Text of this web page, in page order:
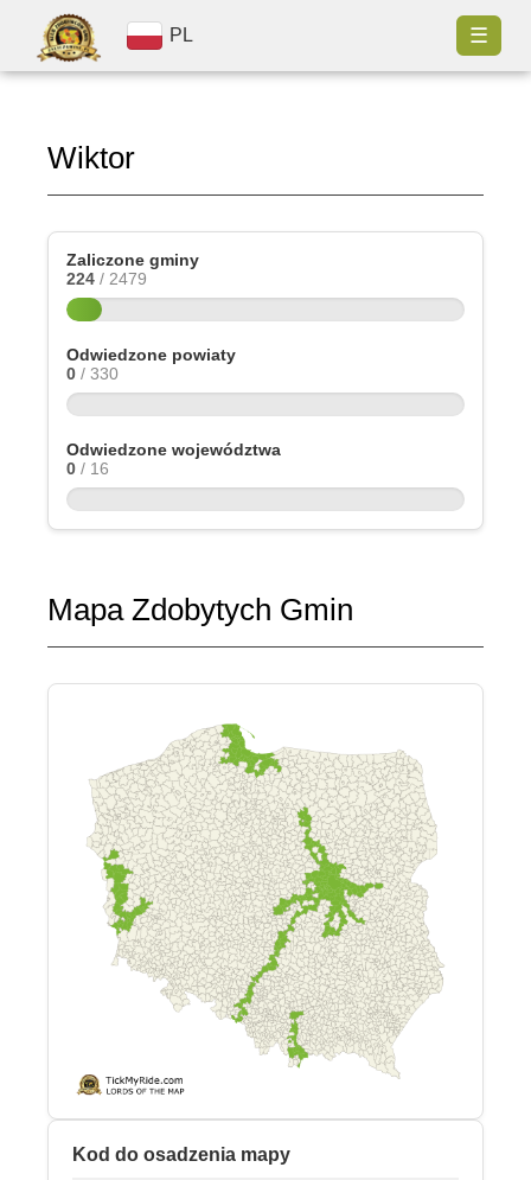
PL ☰
Wiktor
Zaliczone gminy
224 / 2479
Odwiedzone powiaty
0 / 330
Odwiedzone województwa
0 / 16
Mapa Zdobytych Gmin
Kod do osadzenia mapy